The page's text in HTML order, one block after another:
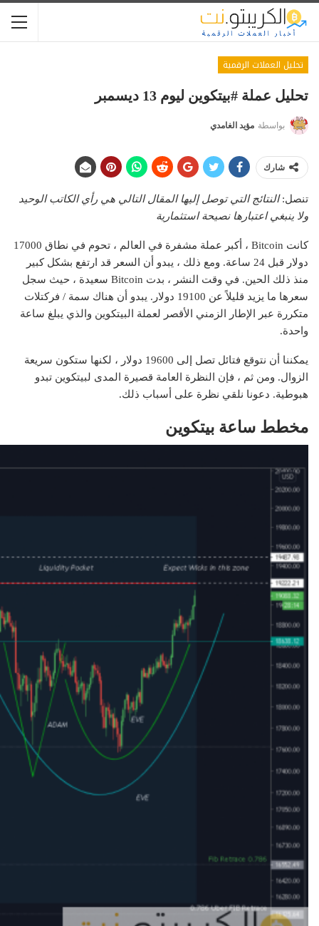
تحليل العملات الرقمية
تحليل عملة #بيتكوين ليوم 13 ديسمبر
بواسطة مؤيد الغامدي
شارك
تنصل:النتائج التي توصل إليها المقال التالي هي رأي الكاتب الوحيد
ولا ينبغي اعتبارها نصيحة استثمارية
كانت Bitcoin ، أكبر عملة مشفرة في العالم ، تحوم في نطاق 17000
دولار قبل 24 ساعة. ومع ذلك ، يبدو أن السعر قد ارتفع بشكل كبير
منذ ذلك الحين. في وقت النشر ، بدت Bitcoin سعيدة ، حيث سجل
سعرها ما يزيد قليلاً عن 19100 دولار. يبدو أن هناك سمة / فركتلات
متكررة عبر الإطار الزمني الأقصر لعملة البيتكوين والذي يبلغ ساعة
واحدة.
يمكننا أن نتوقع فتائل تصل إلى 19600 دولار ، لكنها ستكون سريعة
الزوال. ومن ثم ، فإن النظرة العامة قصيرة المدى لبيتكوين تبدو
هبوطية. دعونا نلقي نظرة على أسباب ذلك.
مخطط ساعة بيتكوين